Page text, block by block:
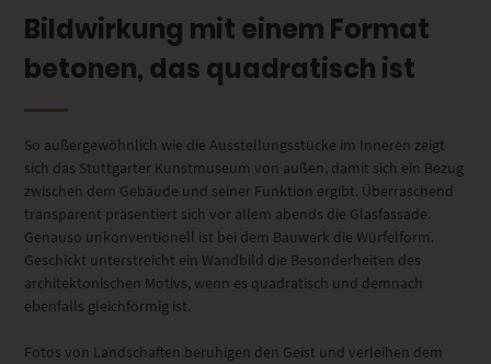
Bildwirkung mit einem Format
betonen, das quadratisch ist
So außergewöhnlich wie die Ausstellungsstücke im Inneren zeigt
sich das Stuttgarter Kunstmuseum von außen, damit sich ein Bezug
zwischen dem Gebäude und seiner Funktion ergibt. Überraschend
transparent präsentiert sich vor allem abends die Glasfassade.
Genauso unkonventionell ist bei dem Bauwerk die Würfelform.
Geschickt unterstreicht ein Wandbild die Besonderheiten des
architektonischen Motivs, wenn es quadratisch und demnach
ebenfalls gleichförmig ist.
Fotos von Landschaften beruhigen den Geist und verleihen dem